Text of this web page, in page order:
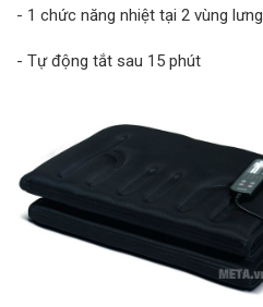
- 1 chức năng nhiệt tại 2 vùng lưng
- Tự động tắt sau 15 phút